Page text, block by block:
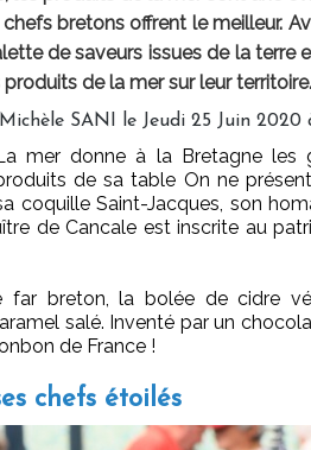
bretons offrent le meilleur.
de saveurs issues de la terre
de la mer sur leur territoire.
Michèle SANI le Jeudi 25 Juin 2020
mer donne à la Bretagne les
de sa table On ne
coquille Saint-Jacques, son
de Cancale est inscrite au
far breton, la bolée de cidre
salé. Inventé par un
de France !
chefs étoilés